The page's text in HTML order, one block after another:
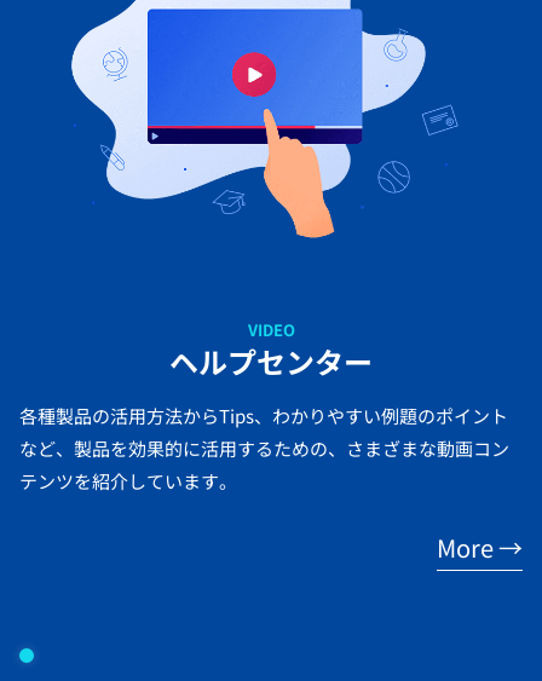
VIDEO
ヘルプセンター
各種製品の活用方法からTips、わかりやすい例題のポイント
など、製品を効果的に活用するための、さまざまな動画コン
テンツを紹介しています。
More →